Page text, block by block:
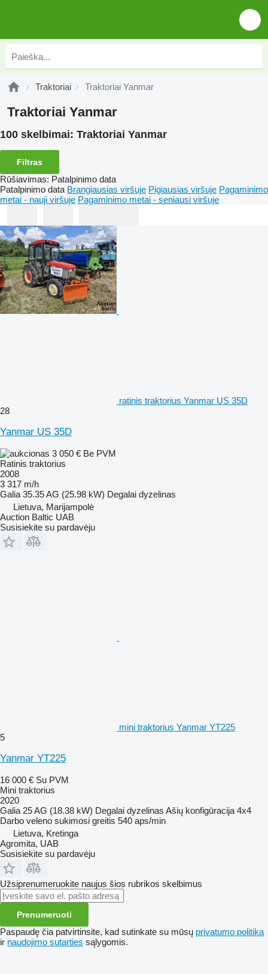
Traktoriai Traktoriai Yanmar
Traktoriai Yanmar
100 skelbimai: Traktoriai Yanmar
Filtras
Rūšiavimas: Patalpinimo data
Patalpinimo data Brangiausias viršuje Pigiausias viršuje Pagaminimo
metai - nauji viršuje Pagaminimo metai - seniausi viršuje
ratinis traktorius Yanmar US 35D
28
Yanmar US 35D
3 050 € Be PVM
Ratinis traktorius
2008
3 317 m/h
Galia 35.35 AG (25.98 kW) Degalai dyzelinas
Lietuva, Marijampolė
Auction Baltic UAB
Susisiekite su pardavėju
mini traktorius Yanmar YT225
5
Yanmar YT225
16 000 € Su PVM
Mini traktorius
2020
Galia 25 AG (18.38 kW) Degalai dyzelinas Ašių konfigūracija 4x4
Darbo veleno sukimosi greitis 540 aps/min
Lietuva, Kretinga
Agromita, UAB
Susisiekite su pardavėju
Užsiprenumeruokite naujus šios rubrikos skelbimus
Prenumeruoti
Paspaudę čia patvirtinsite, kad sutinkate su mūsų privatumo politika
ir naudojimo sutarties sąlygomis.